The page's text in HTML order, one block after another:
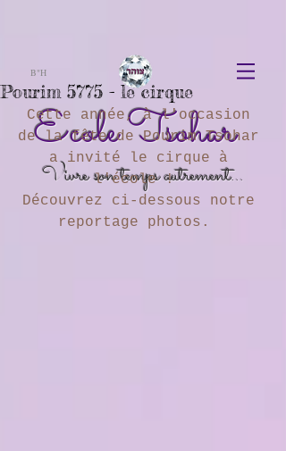
Ecole Tsohar
B"H
Vivre son temps autrement...
Pourim 5775 - le cirque
Cette année, à l'occasion
de la fête de Pourim Tsohar
a invité le cirque à
l'école !
Découvrez ci-dessous notre
reportage photos.